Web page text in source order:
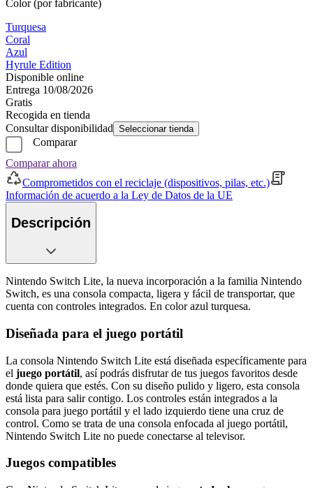
Color (por fabricante)
Turquesa
Coral
Azul
Hyrule Edition
Disponible online
Entrega 10/08/2026
Gratis
Recogida en tienda
Consultar disponibilidad Seleccionar tienda
Comparar
Comparar ahora
Comprometidos con el reciclaje (dispositivos, pilas, etc.)
Información de acuerdo a la Ley de Datos de la UE
Descripción
Nintendo Switch Lite, la nueva incorporación a la familia Nintendo
Switch, es una consola compacta, ligera y fácil de transportar, que
cuenta con controles integrados. En color azul turquesa.
Diseñada para el juego portátil
La consola Nintendo Switch Lite está diseñada específicamente para
el juego portátil, así podrás disfrutar de tus juegos favoritos desde
donde quiera que estés. Con su diseño pulido y ligero, esta consola
está lista para salir contigo. Los controles están integrados a la
consola para juego portátil y el lado izquierdo tiene una cruz de
control. Como se trata de una consola enfocada al juego portátil,
Nintendo Switch Lite no puede conectarse al televisor.
Juegos compatibles